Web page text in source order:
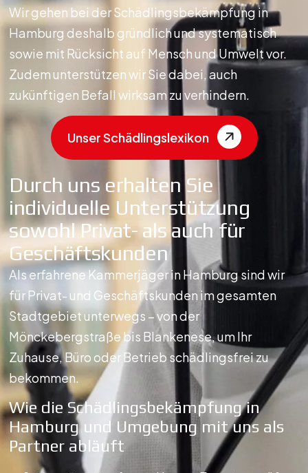
Wir gehen bei der Schädlingsbekämpfung in
Hamburg deshalb gründlich und systematisch
sowie mit Rücksicht auf Mensch und Umwelt vor.
Zudem unterstützen wir Sie dabei, auch
zukünftigen Befall wirksam zu verhindern.
Unser Schädlingslexikon
Durch uns erhalten Sie
individuelle Unterstützung
sowohl Privat- als auch für
Geschäftskunden
Als erfahrene Kammerjäger in Hamburg sind wir
für Privat- und Geschäftskunden im gesamten
Stadtgebiet unterwegs – von der
Mönckebergstraße bis Blankenese, um Ihr
Zuhause, Büro oder Betrieb schädlingsfrei zu
bekommen.
Wie die Schädlingsbekämpfung in
Hamburg und Umgebung mit uns als
Partner abläuft